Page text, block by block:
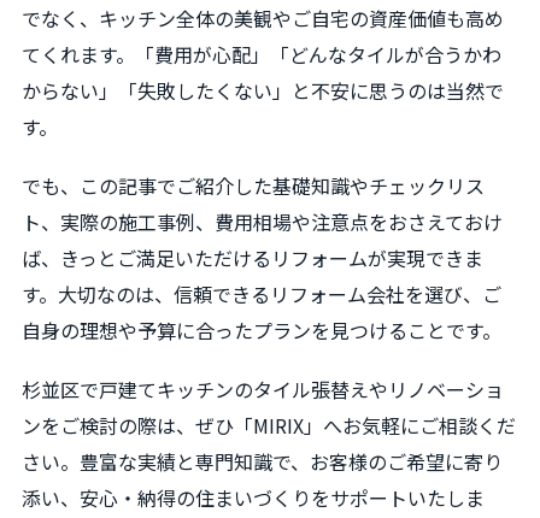
でなく、キッチン全体の美観やご自宅の資産価値も高め
てくれます。「費用が心配」「どんなタイルが合うかわ
からない」「失敗したくない」と不安に思うのは当然で
す。
でも、この記事でご紹介した基礎知識やチェックリス
ト、実際の施工事例、費用相場や注意点をおさえておけ
ば、きっとご満足いただけるリフォームが実現できま
す。大切なのは、信頼できるリフォーム会社を選び、ご
自身の理想や予算に合ったプランを見つけることです。
杉並区で戸建てキッチンのタイル張替えやリノベーショ
ンをご検討の際は、ぜひ「MIRIX」へお気軽にご相談くだ
さい。豊富な実績と専門知識で、お客様のご希望に寄り
添い、安心・納得の住まいづくりをサポートいたしま